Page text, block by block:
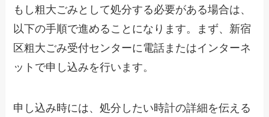
もし粗大ごみとして処分する必要がある場合は、
以下の手順で進めることになります。まず、新宿
区粗大ごみ受付センターに電話またはインターネ
ットで申し込みを行います。
申し込み時には、処分したい時計の詳細を伝える